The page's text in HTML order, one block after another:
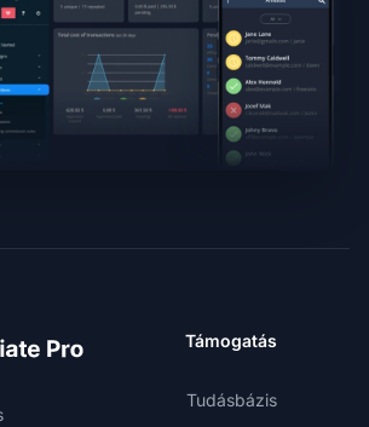
Támogatás
Tudásbázis